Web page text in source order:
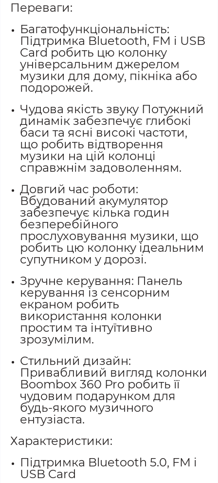
Переваги:
Багатофункціональність:
Підтримка Bluetooth, FM і USB
Card робить цю колонку
універсальним джерелом
музики для дому, пікніка або
подорожей.
Чудова якість звуку Потужний
динамік забезпечує глибокі
баси та ясні високі частоти,
що робить відтворення
музики на цій колонці
справжнім задоволенням.
Довгий час роботи:
Вбудований акумулятор
забезпечує кілька годин
безперебійного
прослуховування музики, що
робить цю колонку ідеальним
супутником у дорозі.
Зручне керування: Панель
керування із сенсорним
екраном робить
використання колонки
простим та інтуїтивно
зрозумілим.
Стильний дизайн:
Привабливий вигляд колонки
Boombox 360 Pro робить її
чудовим подарунком для
будь-якого музичного
ентузіаста.
Характеристики:
Підтримка Bluetooth 5.0, FM і
USB Card